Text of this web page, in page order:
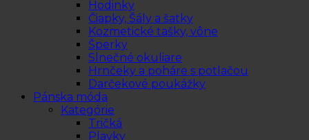
Hodinky
Čiapky, Šály a šatky
Kozmetické tašky, vône
Šperky
Slnečné okuliare
Hrnčeky a poháre s potlačou
Darčekové poukážky
Pánska móda
Kategórie
Tričká
Plavky